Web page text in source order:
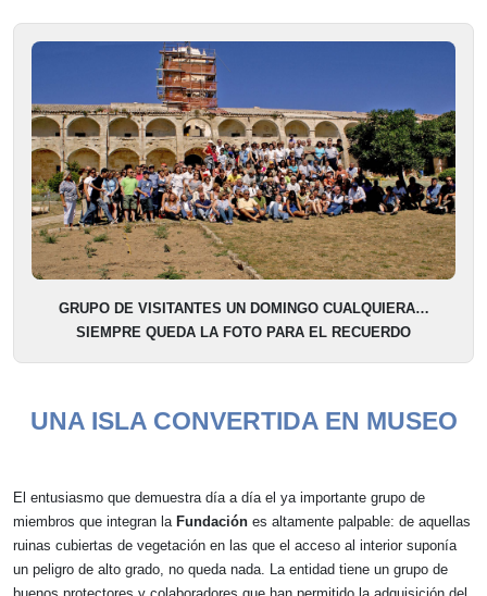
GRUPO DE VISITANTES UN DOMINGO CUALQUIERA…
SIEMPRE QUEDA LA FOTO PARA EL RECUERDO
UNA ISLA CONVERTIDA EN MUSEO
El entusiasmo que demuestra día a día el ya importante grupo de
miembros que integran la Fundación es altamente palpable: de aquellas
ruinas cubiertas de vegetación en las que el acceso al interior suponía
un peligro de alto grado, no queda nada. La entidad tiene un grupo de